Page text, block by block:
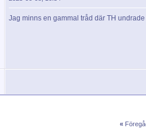
Jag minns en gammal tråd där TH
«